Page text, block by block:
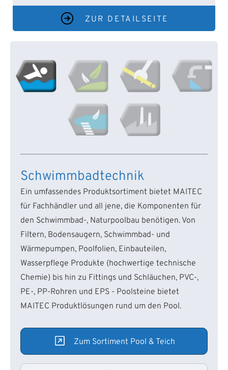
ZUR DETAILSEITE
Schwimmbadtechnik
Ein umfassendes Produktsortiment bietet MAITEC
für Fachhändler und all jene, die Komponenten für
den Schwimmbad-, Naturpoolbau benötigen. Von
Filtern, Bodensaugern, Schwimmbad- und
Wärmepumpen, Poolfolien, Einbauteilen,
Wasserpflege Produkte (hochwertige technische
Chemie) bis hin zu Fittings und Schläuchen, PVC-,
PE-, PP-Rohren und EPS - Poolsteine bietet
MAITEC Produktlösungen rund um den Pool.
Zum Sortiment Pool & Teich